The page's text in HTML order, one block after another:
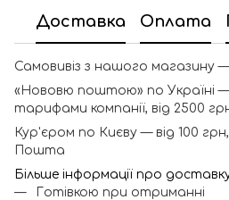
Доставка Оплата
Самовивіз з нашого магазину
«Нововю поштою» по Україні —
тарифами компанії, від 2500
Кур'єром по Києву — від 100
Пошта
Більше інформації про
Готівкою при отриманні